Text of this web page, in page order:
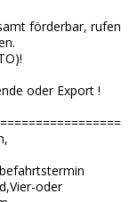
förderbar, rufen
oder Export !
oder